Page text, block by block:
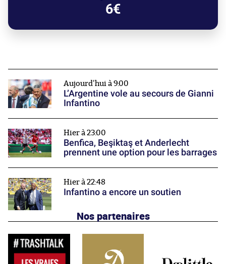
6€
Aujourd'hui à 9:00
L’Argentine vole au secours de Gianni
Infantino
Hier à 23:00
Benfica, Beşiktaş et Anderlecht
prennent une option pour les barrages
Hier à 22:48
Infantino a encore un soutien
Nos partenaires